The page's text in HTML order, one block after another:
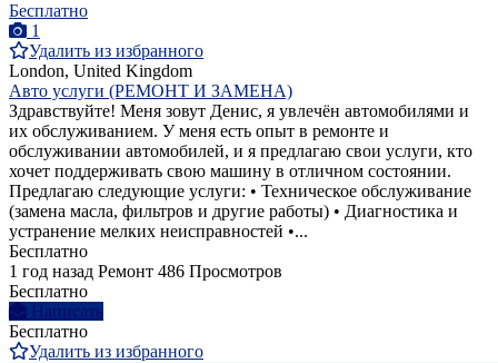
Бесплатно
1
Удалить из избранного
London, United Kingdom
Авто услуги (РЕМОНТ И ЗАМЕНА)
Здравствуйте! Меня зовут Денис, я увлечён автомобилями и
их обслуживанием. У меня есть опыт в ремонте и
обслуживании автомобилей, и я предлагаю свои услуги, кто
хочет поддерживать свою машину в отличном состоянии.
Предлагаю следующие услуги: • Техническое обслуживание
(замена масла, фильтров и другие работы) • Диагностика и
устранение мелких неисправностей •...
Бесплатно
1 год назад Ремонт 486 Просмотров
Бесплатно
Написать
Бесплатно
Удалить из избранного